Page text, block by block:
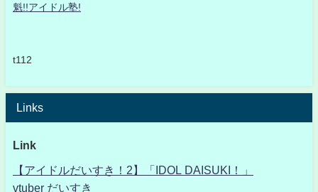
魁!!アイドル塾!
t112
Links
Link
【アイドルだいすき！2】「IDOL DAISUKI！」
vtuber だいすき